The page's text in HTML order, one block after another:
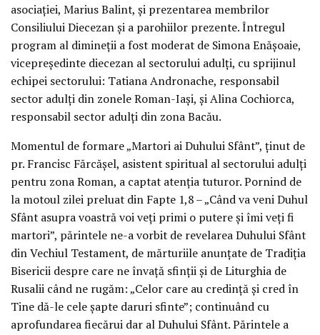
asociației, Marius Balint, și prezentarea membrilor
Consiliului Diecezan și a parohiilor prezente. Întregul
program al dimineții a fost moderat de Simona Enășoaie,
vicepreședinte diecezan al sectorului adulți, cu sprijinul
echipei sectorului: Tatiana Andronache, responsabil
sector adulți din zonele Roman-Iași, și Alina Cochiorca,
responsabil sector adulți din zona Bacău.
Momentul de formare „Martori ai Duhului Sfânt”, ținut de
pr. Francisc Fărcășel, asistent spiritual al sectorului adulți
pentru zona Roman, a captat atenția tuturor. Pornind de
la motoul zilei preluat din Fapte 1,8 – „Când va veni Duhul
Sfânt asupra voastră voi veți primi o putere și îmi veți fi
martori”, părintele ne-a vorbit de revelarea Duhului Sfânt
din Vechiul Testament, de mărturiile anunțate de Tradiția
Bisericii despre care ne învață sfinții și de Liturghia de
Rusalii când ne rugăm: „Celor care au credință și cred în
Tine dă-le cele șapte daruri sfinte”; continuând cu
aprofundarea fiecărui dar al Duhului Sfânt. Părintele a